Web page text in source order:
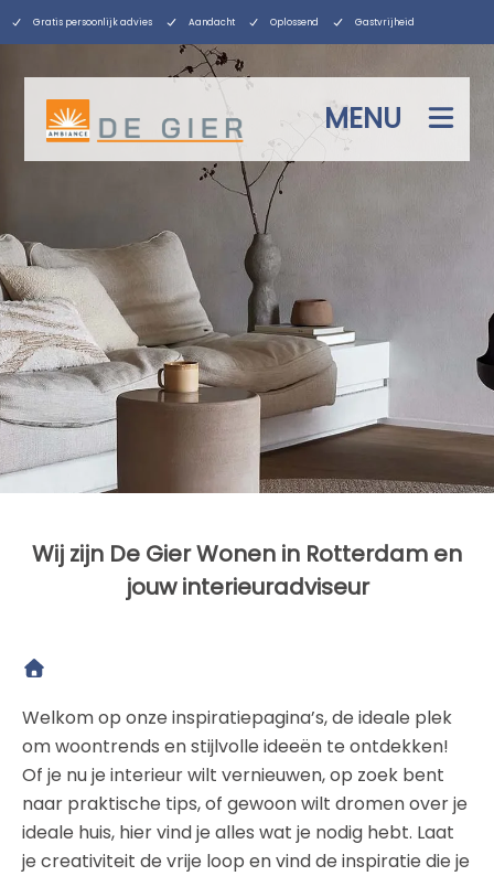
Gratis persoonlijk advies Aandacht Oplossend Gastvrijheid
MENU
Wij zijn De Gier Wonen in Rotterdam en
jouw interieuradviseur
Welkom op onze inspiratiepagina’s, de ideale plek
om woontrends en stijlvolle ideeën te ontdekken!
Of je nu je interieur wilt vernieuwen, op zoek bent
naar praktische tips, of gewoon wilt dromen over je
ideale huis, hier vind je alles wat je nodig hebt. Laat
je creativiteit de vrije loop en vind de inspiratie die je